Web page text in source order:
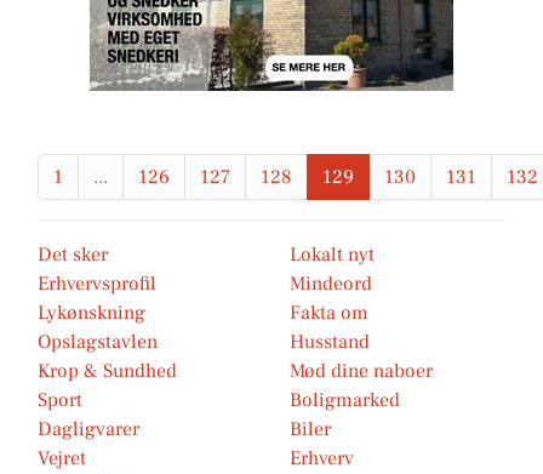
1 ... 126 127 128 129 130 131 132
Det sker
Lokalt nyt
Erhvervsprofil
Mindeord
Lykønskning
Fakta om
Opslagstavlen
Husstand
Krop & Sundhed
Mød dine naboer
Sport
Boligmarked
Dagligvarer
Biler
Vejret
Erhverv